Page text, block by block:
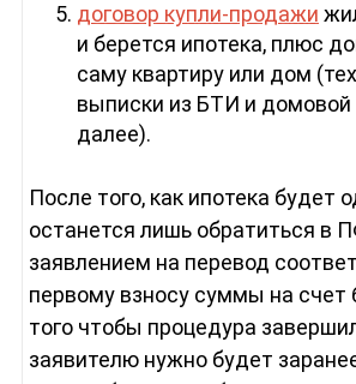
договор купли-продажи
и берется ипотека, плюс
саму квартиру или дом
выписки из БТИ и домовой
далее).
После того, как ипотека будет
останется лишь обратиться в
заявлением на перевод
первому взносу суммы на счет
того чтобы процедура
заявителю нужно будет